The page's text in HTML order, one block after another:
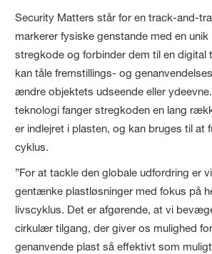
Security Matters står for en track-and-
markerer fysiske genstande med en
stregkode og forbinder dem til en digital
kan tåle fremstillings- og
ændre objektets udseende eller
teknologi fanger stregkoden en lang
er indlejret i plasten, og kan bruges til at
cyklus.
”For at tackle den globale udfordring er
gentænke plastløsninger med fokus på
livscyklus. Det er afgørende, at vi
cirkulær tilgang, der giver os mulighed
genanvende plast så effektivt som